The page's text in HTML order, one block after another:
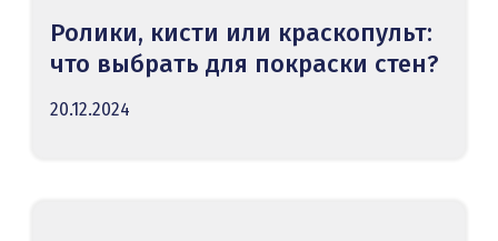
Ролики, кисти или краскопульт:
что выбрать для покраски стен?
20.12.2024